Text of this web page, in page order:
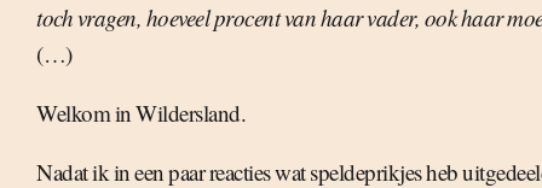
toch vragen, hoeveel procent van haar vader, ook haar
(…)
Welkom in Wildersland.
Nadat ik in een paar reacties wat speldeprikjes heb